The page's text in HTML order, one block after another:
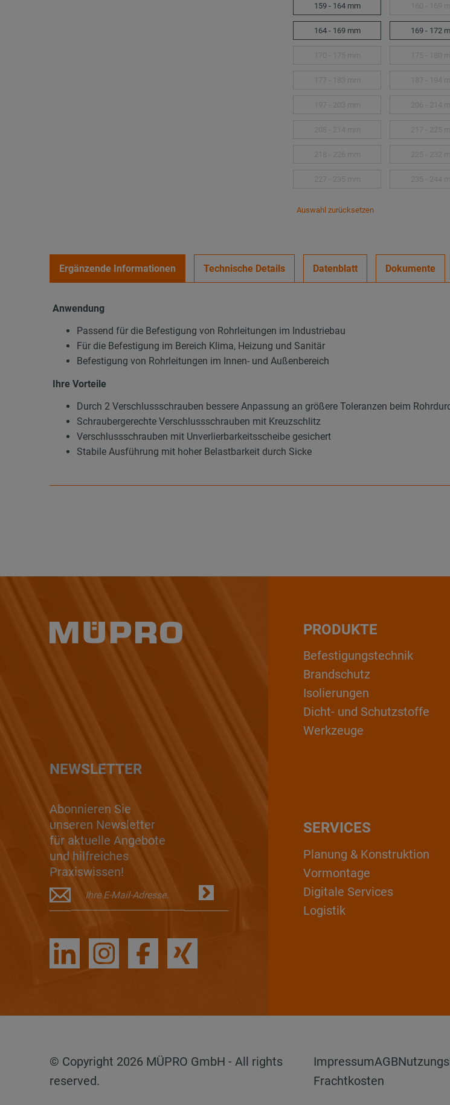
159 - 164 mm
164 - 169 mm 169 - 172
Auswahl zurücksetzen
Ergänzende Informationen Technische Details Datenblatt Dokumente
Anwendung
Passend für die Befestigung von Rohrleitungen im Industriebau
Für die Befestigung im Bereich Klima, Heizung und Sanitär
Befestigung von Rohrleitungen im Innen- und Außenbereich
Ihre Vorteile
Durch 2 Verschlussschrauben bessere Anpassung an größere Toleranzen beim
Schraubergerechte Verschlussschrauben mit Kreuzschlitz
Verschlussschrauben mit Unverlierbarkeitsscheibe gesichert
Stabile Ausführung mit hoher Belastbarkeit durch Sicke
NEWSLETTER
Abonnieren Sie
unseren Newsletter
für aktuelle Angebote
und hilfreiches
Praxiswissen!
PRODUKTE
Befestigungstechnik
Brandschutz
Isolierungen
Dicht- und Schutzstoffe
Werkzeuge
SERVICES
Planung & Konstruktion
Vormontage
Digitale Services
Logistik
© Copyright 2026 MÜPRO GmbH - All rights
reserved.
ImpressumAGB
Frachtkosten